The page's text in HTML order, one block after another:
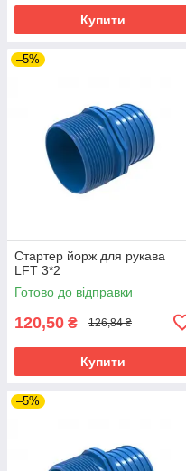
Купити
–5%
Стартер йорж для рукава
LFT 3*2
Готово до відправки
120,50 ₴ 126,84 ₴
Купити
–5%